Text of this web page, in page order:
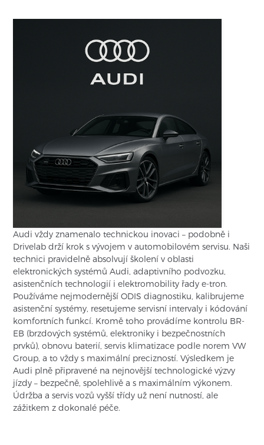
Audi vždy znamenalo technickou inovaci – podobně i
Drivelab drží krok s vývojem v automobilovém servisu. Naši
technici pravidelně absolvují školení v oblasti
elektronických systémů Audi, adaptivního podvozku,
asistenčních technologií i elektromobility řady e-tron.
Používáme nejmodernější ODIS diagnostiku, kalibrujeme
asistenční systémy, resetujeme servisní intervaly i kódování
komfortních funkcí. Kromě toho provádíme kontrolu BR-
EB (brzdových systémů, elektroniky i bezpečnostních
prvků), obnovu baterií, servis klimatizace podle norem VW
Group, a to vždy s maximální precizností. Výsledkem je
Audi plně připravené na nejnovější technologické výzvy
jízdy – bezpečně, spolehlivě a s maximálním výkonem.
Údržba a servis vozů vyšší třídy už není nutností, ale
zážitkem z dokonalé péče.